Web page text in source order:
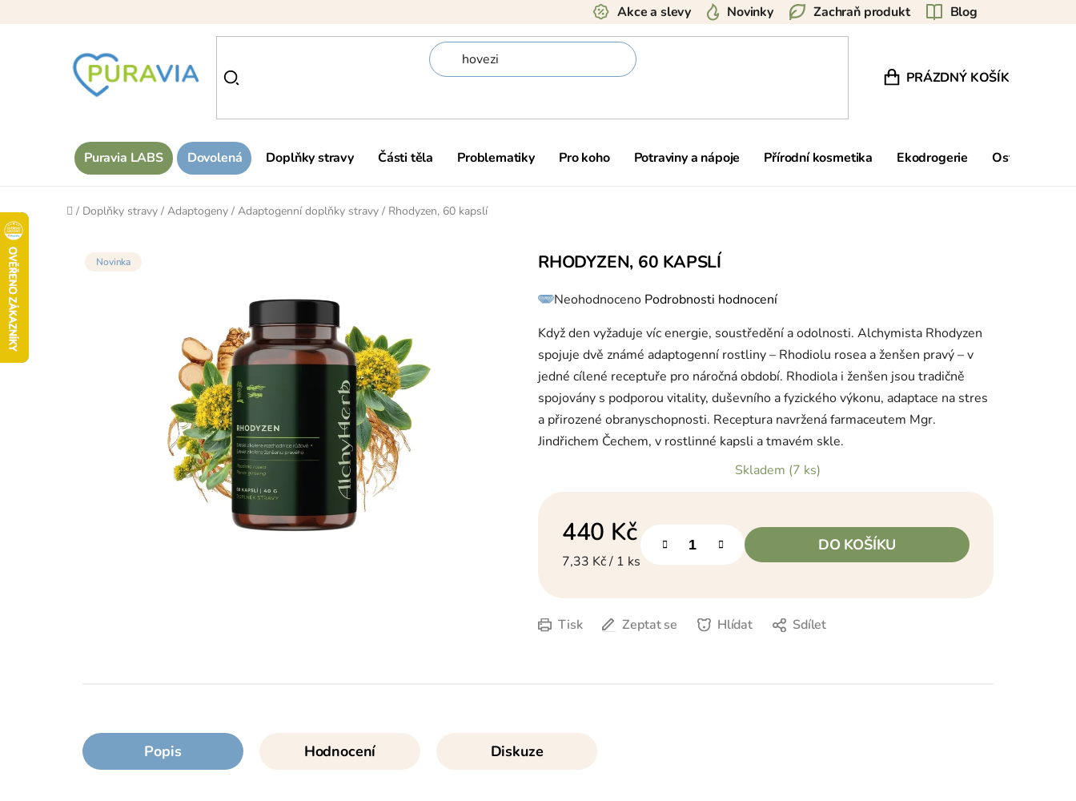
Blog
Zachraň produkt
Novinky
Akce a slevy
NÁKUPNÍ KOŠÍK
PRÁZDNÝ KOŠÍK
Puravia LABS Dovolená Doplňky stravy Části těla Problematiky Pro koho Potraviny a nápoje Přírodní kosmetika Ekodrogerie Ostatní
Domů
/ Doplňky stravy / Adaptogeny / Adaptogenní doplňky stravy / Rhodyzen, 60 kapslí
RHODYZEN, 60 KAPSLÍ
Průměrné
hodnocení
0,0
z
5
hvězdiček.
Neohodnoceno Podrobnosti hodnocení
Když den vyžaduje víc energie, soustředění a odolnosti. Alchymista Rhodyzen
spojuje dvě známé adaptogenní rostliny – Rhodiolu rosea a ženšen pravý – v
jedné cílené receptuře pro náročná období. Rhodiola i ženšen jsou tradičně
spojovány s podporou vitality, duševního a fyzického výkonu, adaptace na stres
a přirozené obranyschopnosti. Receptura navržená farmaceutem Mgr.
Jindřichem Čechem, v rostlinné kapsli a tmavém skle.
Skladem (7 ks)
440 Kč
Měrná cena:
7,33 Kč / 1 ks
DO KOŠÍKU
Tisk Zeptat se Hlídat Sdílet
Novinka
Popis Hodnocení Diskuze